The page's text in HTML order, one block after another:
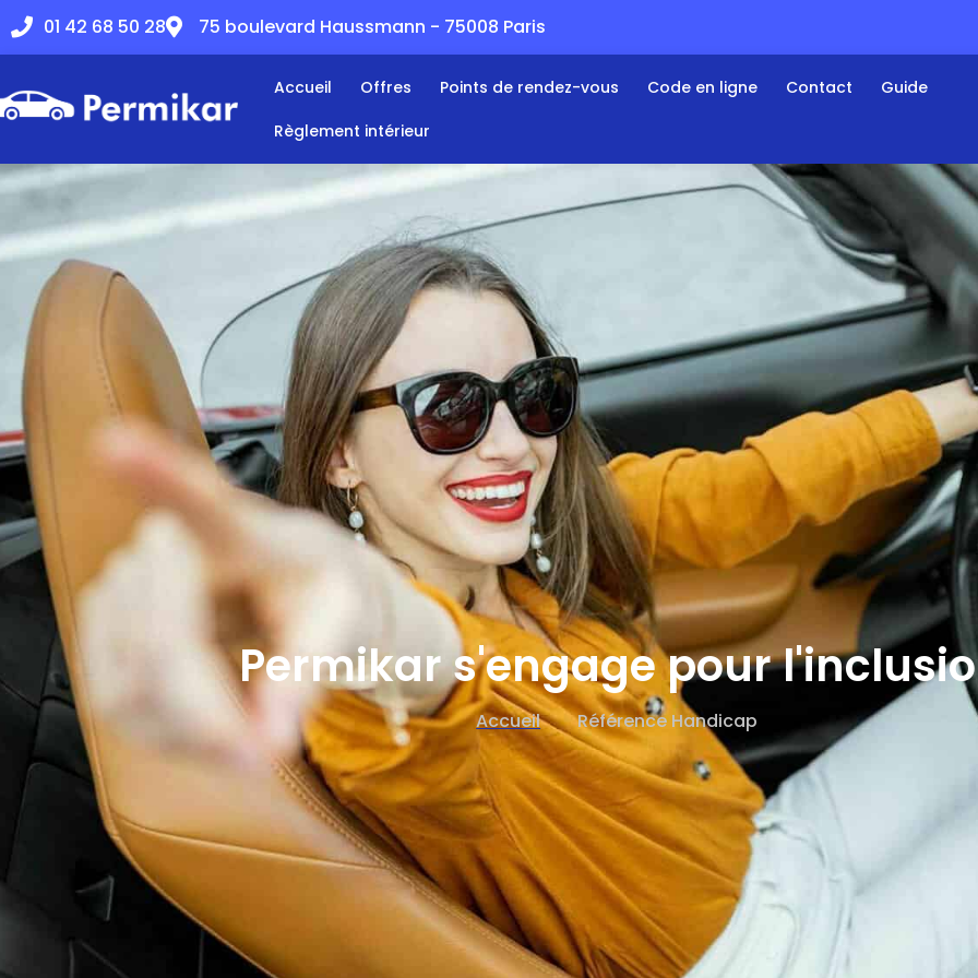
principal01 42 68 50 28 75 boulevard Haussmann - 75008 Paris
Accueil Offres Points de rendez-vous Code en ligne Contact
Guide
Règlement intérieur
Permikar s'engage pour
Accueil Référence Handicap